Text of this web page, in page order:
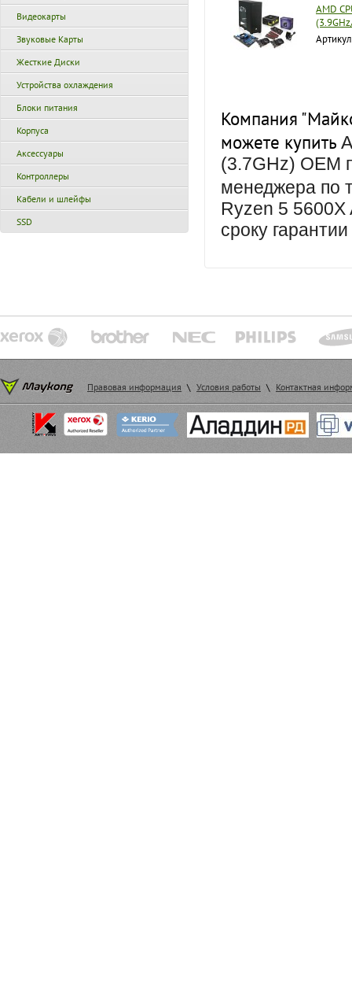
Видеокарты
Звуковые Карты
Жесткие Диски
Устройства охлаждения
Блоки питания
Корпуса
Аксессуары
Контроллеры
Кабели и шлейфы
SSD
AMD
Компания
можете купить
(3.7GHz) OEM
менеджера по
Ryzen 5
сроку
Правовая информация \ Условия работы \ Контактная